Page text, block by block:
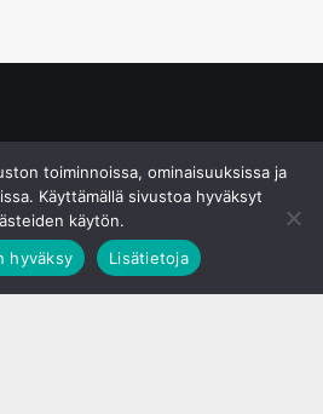
toiminnoissa, ominaisuuksissa ja
Käyttämällä sivustoa hyväksyt
käytön.
hyväksy Lisätietoja